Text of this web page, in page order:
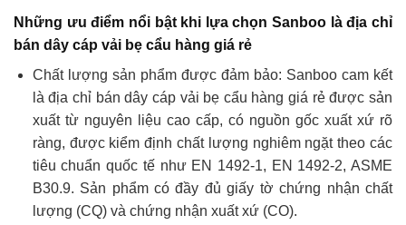
Những ưu điểm nổi bật khi lựa chọn Sanboo là địa chỉ
bán dây cáp vải bẹ cẩu hàng giá rẻ
Chất lượng sản phẩm được đảm bảo: Sanboo cam kết
là địa chỉ bán dây cáp vải bẹ cẩu hàng giá rẻ được sản
xuất từ nguyên liệu cao cấp, có nguồn gốc xuất xứ rõ
ràng, được kiểm định chất lượng nghiêm ngặt theo các
tiêu chuẩn quốc tế như EN 1492-1, EN 1492-2, ASME
B30.9. Sản phẩm có đầy đủ giấy tờ chứng nhận chất
lượng (CQ) và chứng nhận xuất xứ (CO).